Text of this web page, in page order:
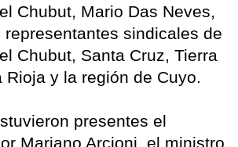
Chubut, Mario Das Neves,
sindicales de
Chubut, Santa Cruz, Tierra
Rioja y la región de Cuyo.
presentes el
Mariano Arcioni, el ministro